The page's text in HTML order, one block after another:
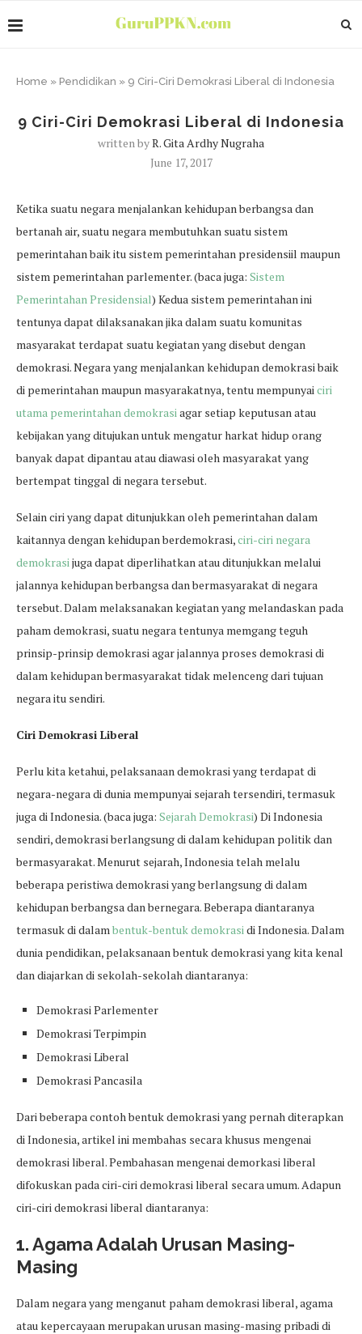
Home » Pendidikan » 9 Ciri-Ciri Demokrasi Liberal di Indonesia
9 Ciri-Ciri Demokrasi Liberal di Indonesia
written byR. Gita Ardhy Nugraha
June 17, 2017
Ketika suatu negara menjalankan kehidupan berbangsa dan
bertanah air, suatu negara membutuhkan suatu sistem
pemerintahan baik itu sistem pemerintahan presidensiil maupun
sistem pemerintahan parlementer. (baca juga: Sistem
Pemerintahan Presidensial) Kedua sistem pemerintahan ini
tentunya dapat dilaksanakan jika dalam suatu komunitas
masyarakat terdapat suatu kegiatan yang disebut dengan
demokrasi. Negara yang menjalankan kehidupan demokrasi baik
di pemerintahan maupun masyarakatnya, tentu mempunyaiciri
utama pemerintahan demokrasiagar setiap keputusan atau
kebijakan yang ditujukan untuk mengatur harkat hidup orang
banyak dapat dipantau atau diawasi oleh masyarakat yang
bertempat tinggal di negara tersebut.
Selain ciri yang dapat ditunjukkan oleh pemerintahan dalam
kaitannya dengan kehidupan berdemokrasi,ciri-ciri negara
demokrasijuga dapat diperlihatkan atau ditunjukkan melalui
jalannya kehidupan berbangsa dan bermasyarakat di negara
tersebut. Dalam melaksanakan kegiatan yang melandaskan pada
paham demokrasi, suatu negara tentunya memgang teguh
prinsip-prinsip demokrasi agar jalannya proses demokrasi di
dalam kehidupan bermasyarakat tidak melenceng dari tujuan
negara itu sendiri.
Ciri Demokrasi Liberal
Perlu kita ketahui, pelaksanaan demokrasi yang terdapat di
negara-negara di dunia mempunyai sejarah tersendiri, termasuk
juga di Indonesia. (baca juga: Sejarah Demokrasi) Di Indonesia
sendiri, demokrasi berlangsung di dalam kehidupan politik dan
bermasyarakat. Menurut sejarah, Indonesia telah melalu
beberapa peristiwa demokrasi yang berlangsung di dalam
kehidupan berbangsa dan bernegara. Beberapa diantaranya
termasuk di dalambentuk-bentuk demokrasidi Indonesia. Dalam
dunia pendidikan, pelaksanaan bentuk demokrasi yang kita kenal
dan diajarkan di sekolah-sekolah diantaranya:
Demokrasi Parlementer
Demokrasi Terpimpin
Demokrasi Liberal
Demokrasi Pancasila
Dari beberapa contoh bentuk demokrasi yang pernah diterapkan
di Indonesia, artikel ini membahas secara khusus mengenai
demokrasi liberal. Pembahasan mengenai demorkasi liberal
difokuskan pada ciri-ciri demokrasi liberal secara umum. Adapun
ciri-ciri demokrasi liberal diantaranya:
1. Agama Adalah Urusan Masing-
Masing
Dalam negara yang menganut paham demokrasi liberal, agama
atau kepercayaan merupakan urusan masing-masing pribadi di